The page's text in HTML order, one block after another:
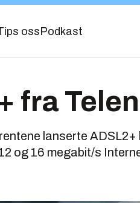
oss Podkast
fra
lanserte ADSL2+
og 16 megabit/s